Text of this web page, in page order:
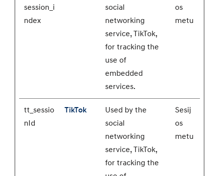
session_i
ndex
social
networking
service, TikTok,
for tracking the
use of
embedded
services.
os
metu
tt_sessio
nId
TikTok
Used by the
social
networking
service, TikTok,
for tracking the
Sesij
os
metu